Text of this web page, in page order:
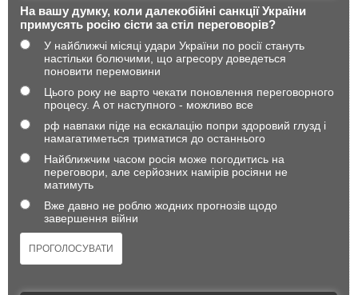
На вашу думку, коли далекобійні санкції України
примусять росію сісти за стіл переговорів?
У найближчі місяці удари України по росії стануть
настільки болючими, що агресору доведеться
поновити перемовини
Цього року не варто чекати поновлення переговорного
процесу. А от наступного - можливо все
рф навпаки піде на ескалацію попри здоровий глузд і
намагатиметься триматися до останнього
Найближчим часом росія може погодитись на
переговори, але серйозних намірів росіяни не
матимуть
Вже давно не роблю жодних прогнозів щодо
завершення війни